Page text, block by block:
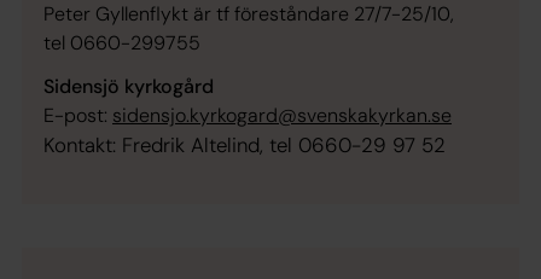
Peter Gyllenflykt är tf föreståndare 27/7-25/10,
tel 0660-299755
Sidensjö kyrkogård
E-post: sidensjo.kyrkogard@svenskakyrkan.se
Kontakt: Fredrik Altelind, tel 0660-29 97 52